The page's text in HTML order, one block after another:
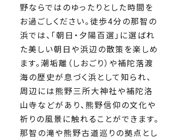
野ならではのゆったりとした時間を
お過ごしください。徒歩4分の那智の
浜では、「朝日・夕陽百選」に選ばれ
た美しい朝日や浜辺の散策を楽しめ
ます。潮垢離（しおごり）や補陀落渡
海の歴史が息づく浜として知られ、
周辺には熊野三所大神社や補陀洛
山寺などがあり、熊野信仰の文化や
祈りの風景に触れることができます。
那智の滝や熊野古道巡りの拠点とし